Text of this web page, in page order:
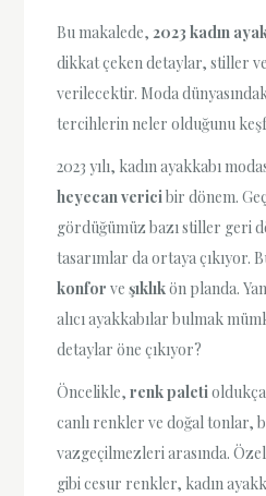
Bu makalede,2023 kadın
dikkat çeken detaylar, stiller
verilecektir. Moda
tercihlerin neler olduğunu
2023 yılı, kadın ayakkabı
heyecan vericibir dönem.
gördüğümüz bazı stiller geri
tasarımlar da ortaya çıkıyor.
konfor veşıklıkön planda.
alıcı ayakkabılar bulmak
detaylar öne çıkıyor?
Öncelikle,renk paleti
canlı renkler ve doğal tonlar,
vazgeçilmezleri arasında.
gibi cesur renkler, kadın